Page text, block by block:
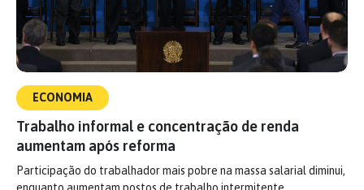
ECONOMIA
Trabalho informal e concentração de renda
aumentam após reforma
Participação do trabalhador mais pobre na massa salarial diminui,